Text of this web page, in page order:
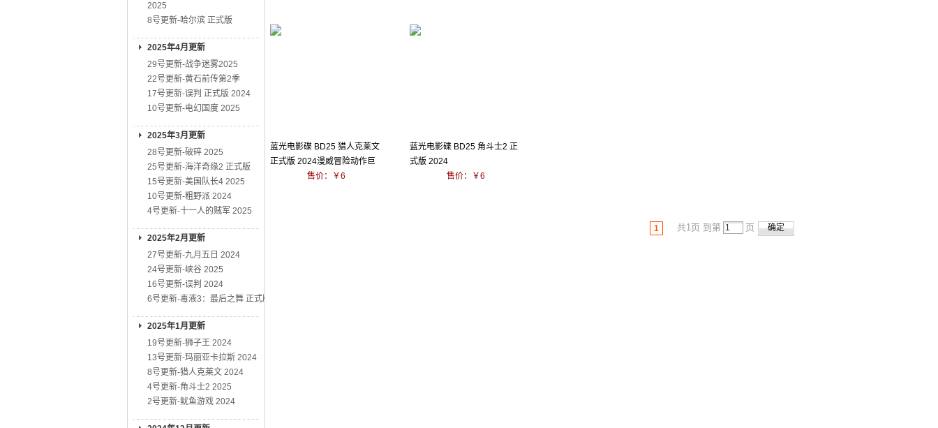
2025
8号更新-哈尔滨 正式版
2025年4月更新
29号更新-战争迷雾2025
22号更新-黄石前传第2季
17号更新-误判 正式版 2024
10号更新-电幻国度 2025
2025年3月更新
28号更新-破碎 2025
25号更新-海洋奇缘2 正式版
15号更新-美国队长4 2025
10号更新-粗野派 2024
4号更新-十一人的贼军 2025
2025年2月更新
27号更新-九月五日 2024
24号更新-峡谷 2025
16号更新-误判 2024
6号更新-毒液3：最后之舞 正式版
2025年1月更新
19号更新-狮子王 2024
13号更新-玛丽亚卡拉斯 2024
8号更新-猎人克莱文 2024
4号更新-角斗士2 2025
2号更新-鱿鱼游戏 2024
蓝光电影碟 BD25 猎人克莱文
正式版 2024漫威冒险动作巨
售价：￥6
蓝光电影碟 BD25 角斗士2 正
式版 2024
售价：￥6
1 共1页 到第 页